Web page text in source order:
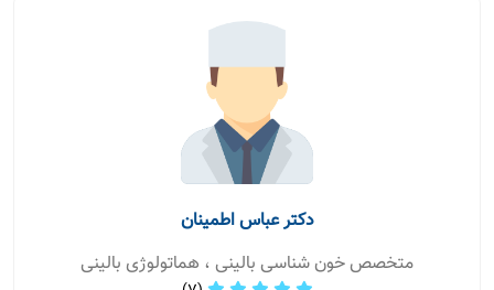
دکتر عباس اطمینان
متخصص خون شناسی بالینی ، هماتولوژی بالینی